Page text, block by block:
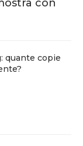
con
quante copie